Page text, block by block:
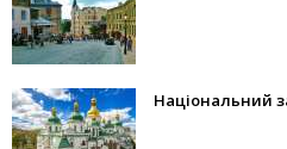
Національний